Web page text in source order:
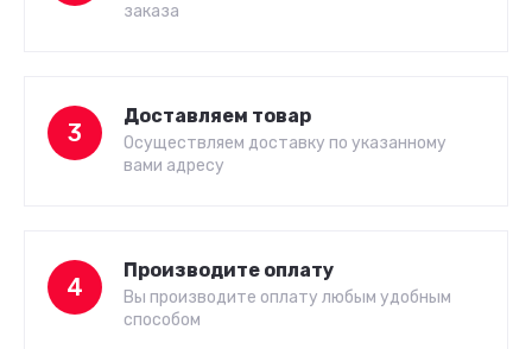
заказа
3
Доставляем товар
Осуществляем доставку по указанному
вами адресу
4
Производите оплату
Вы производите оплату любым удобным
способом